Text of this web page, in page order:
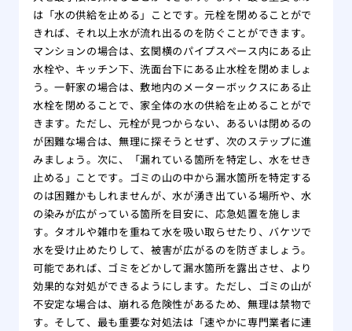
は「水の供給を止める」ことです。元栓を閉めることがで
きれば、それ以上水が流れ出るのを防ぐことができます。
マンションの場合は、玄関横のパイプスペース内にある止
水栓や、キッチン下、洗面台下にある止水栓を閉めましょ
う。一軒家の場合は、敷地内のメーターボックスにある止
水栓を閉めることで、家全体の水の供給を止めることがで
きます。ただし、元栓が見つからない、あるいは閉めるの
が困難な場合は、無理に探そうとせず、次のステップに進
みましょう。次に、「漏れている箇所を特定し、水をせき
止める」ことです。ゴミの山の中から漏水箇所を特定する
のは困難かもしれませんが、水が湧き出ている場所や、水
の染みが広がっている箇所を目安に、応急処置を施しま
す。タオルや雑巾を重ねて水を吸い取らせたり、バケツで
水を受け止めたりして、被害が広がるのを防ぎましょう。
可能であれば、ゴミをどかして漏水箇所を露出させ、より
効果的な対処ができるようにします。ただし、ゴミの山が
不安定な場合は、崩れる危険性があるため、無理は禁物で
す。そして、最も重要な対処法は「速やかに専門業者に連